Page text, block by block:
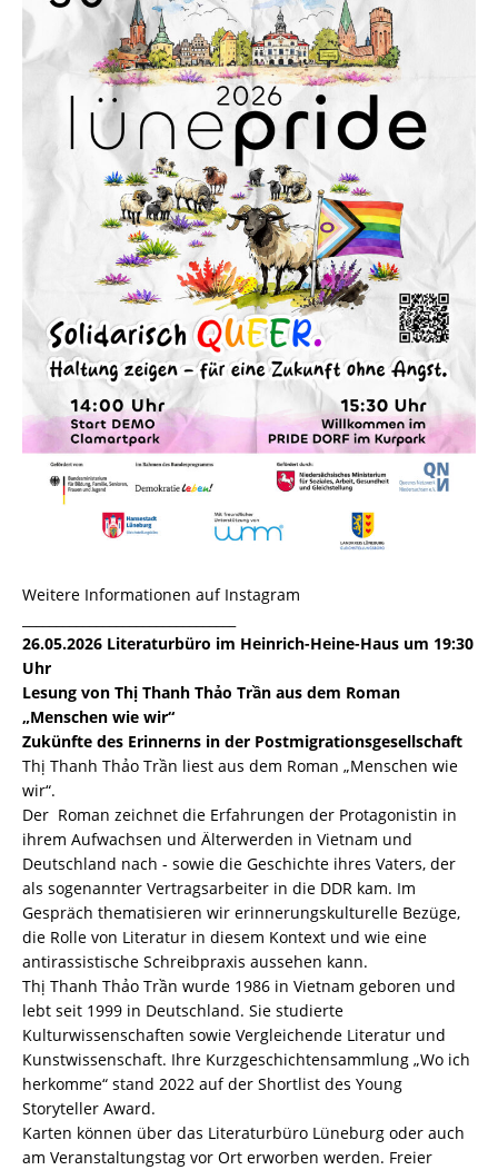
Weitere Informationen auf Instagram
26.05.2026 Literaturbüro im Heinrich-Heine-Haus um 19:30
Uhr
Lesung von Thị Thanh Thảo Trần aus dem Roman
„Menschen wie wir“
Zukünfte des Erinnerns in der Postmigrationsgesellschaft
Thị Thanh Thảo Trần liest aus dem Roman „Menschen wie
wir“.
Der Roman zeichnet die Erfahrungen der Protagonistin in
ihrem Aufwachsen und Älterwerden in Vietnam und
Deutschland nach - sowie die Geschichte ihres Vaters, der
als sogenannter Vertragsarbeiter in die DDR kam. Im
Gespräch thematisieren wir erinnerungskulturelle Bezüge,
die Rolle von Literatur in diesem Kontext und wie eine
antirassistische Schreibpraxis aussehen kann.
Thị Thanh Thảo Trần wurde 1986 in Vietnam geboren und
lebt seit 1999 in Deutschland. Sie studierte
Kulturwissenschaften sowie Vergleichende Literatur und
Kunstwissenschaft. Ihre Kurzgeschichtensammlung „Wo ich
herkomme“ stand 2022 auf der Shortlist des Young
Storyteller Award.
Karten können über das Literaturbüro Lüneburg oder auch
am Veranstaltungstag vor Ort erworben werden. Freier